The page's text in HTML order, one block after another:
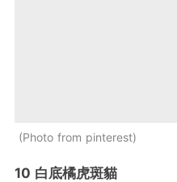
Photo from pinterest
10 白底橘虎斑貓